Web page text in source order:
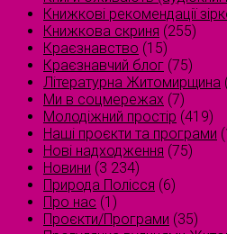
Книжкові рекомендації
Книжкова скриня (255)
Краєзнавство (15)
Краєзнавчий блог (75)
Літературна Житомирщина
Ми в соцмережах (7)
Молодіжний простір (419)
Наші проєкти та програми
Нові надходження (75)
Новини (3 234)
Природа Полісся (6)
Про нас (1)
Проєкти/Програми (35)